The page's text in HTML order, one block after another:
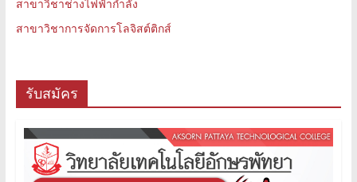
สาขาวิชาช่างไฟฟ้ากำลัง
สาขาวิชาการจัดการโลจิสต์ติกส์
รับสมัคร